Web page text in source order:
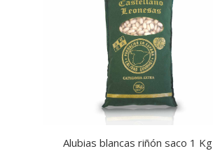
Alubias blancas riñón saco 1 Kg